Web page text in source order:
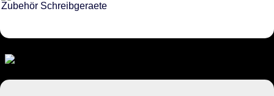
Zubehör Schreibgeraete